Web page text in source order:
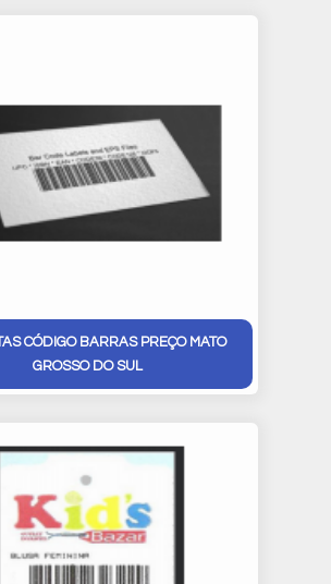
CÓDIGO BARRAS PREÇO MATO
GROSSO DO SUL